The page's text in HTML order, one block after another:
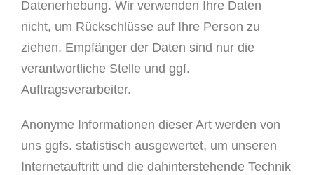
Datenerhebung. Wir verwenden Ihre Daten
nicht, um Rückschlüsse auf Ihre Person zu
ziehen. Empfänger der Daten sind nur die
verantwortliche Stelle und ggf.
Auftragsverarbeiter.
Anonyme Informationen dieser Art werden von
uns ggfs. statistisch ausgewertet, um unseren
Internetauftritt und die dahinterstehende Technik